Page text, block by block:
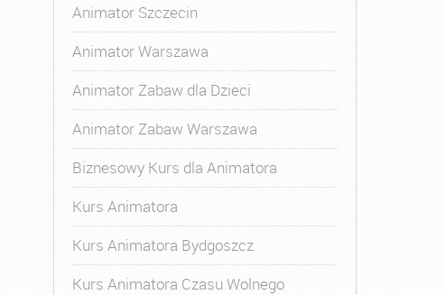
Animator Szczecin
Animator Warszawa
Animator Zabaw dla Dzieci
Animator Zabaw Warszawa
Biznesowy Kurs dla Animatora
Kurs Animatora
Kurs Animatora Bydgoszcz
Kurs Animatora Czasu Wolnego